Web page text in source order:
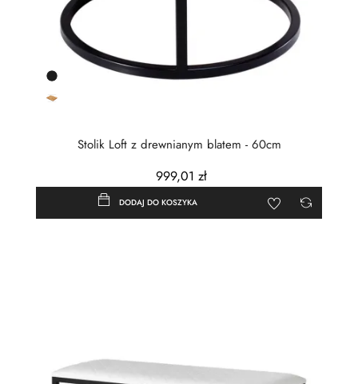
Czarny
półmat
Dąb
Stolik Loft z drewnianym blatem - 60cm
999,01 zł
DODAJ DO KOSZYKA